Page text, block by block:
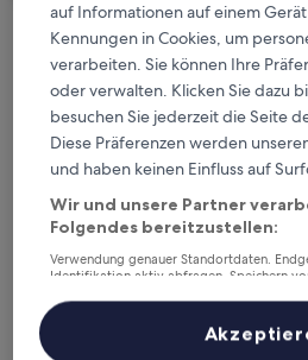
Kostenlose
Planänderungen
Verdiene Prämien für
wahrgenommene
Mehr sparen mit
Überprüfe die Preise für
auf Informationen auf einem
Kennungen in Cookies, um
verarbeiten. Sie können Ihre
oder verwalten. Klicken Sie dazu
besuchen Sie jederzeit die Seite
Diese Präferenzen werden
und haben keinen Einfluss auf
Wir und unsere Partner
Folgendes bereitzustellen:
Verwendung genauer Standortdaten.
Identifikation aktiv abfragen. Speichern
Inhalte, Messung von Werbeleistung und
Zielgruppenforschung sowie Entwicklung